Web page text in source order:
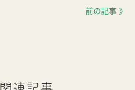
前の記事 》